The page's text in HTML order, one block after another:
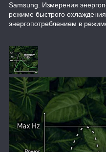
Samsung. Измерения
режиме быстрого
энергопотреблением в